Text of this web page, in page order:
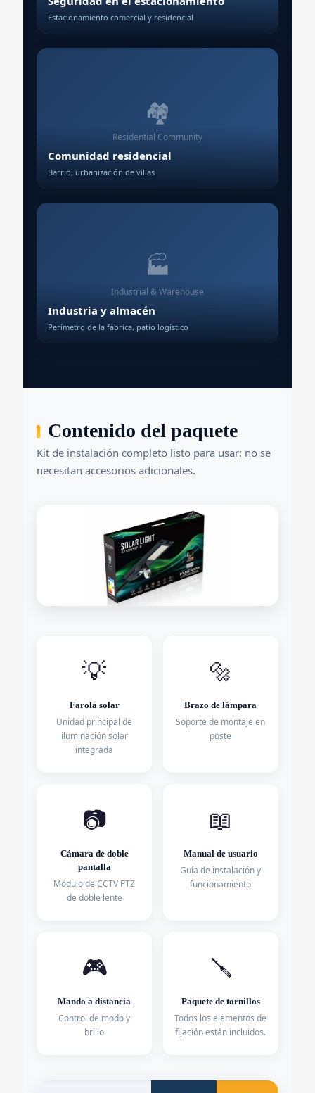
Estacionamiento comercial y residencial
🏘️
Residential Community
Comunidad residencial
Barrio, urbanización de villas
🏭
Industrial & Warehouse
Industria y almacén
Perímetro de la fábrica, patio logístico
Contenido del paquete
Kit de instalación completo listo para usar: no se
necesitan accesorios adicionales.
💡
Farola solar
Unidad principal de
iluminación solar
integrada
🔩
Brazo de lámpara
Soporte de montaje en
poste
📷
Cámara de doble
pantalla
Módulo de CCTV PTZ
de doble lente
📖
Manual de usuario
Guía de instalación y
funcionamiento
🎮
Mando a distancia
Control de modo y
brillo
🪛
Paquete de tornillos
Todos los elementos de
fijación están incluidos.